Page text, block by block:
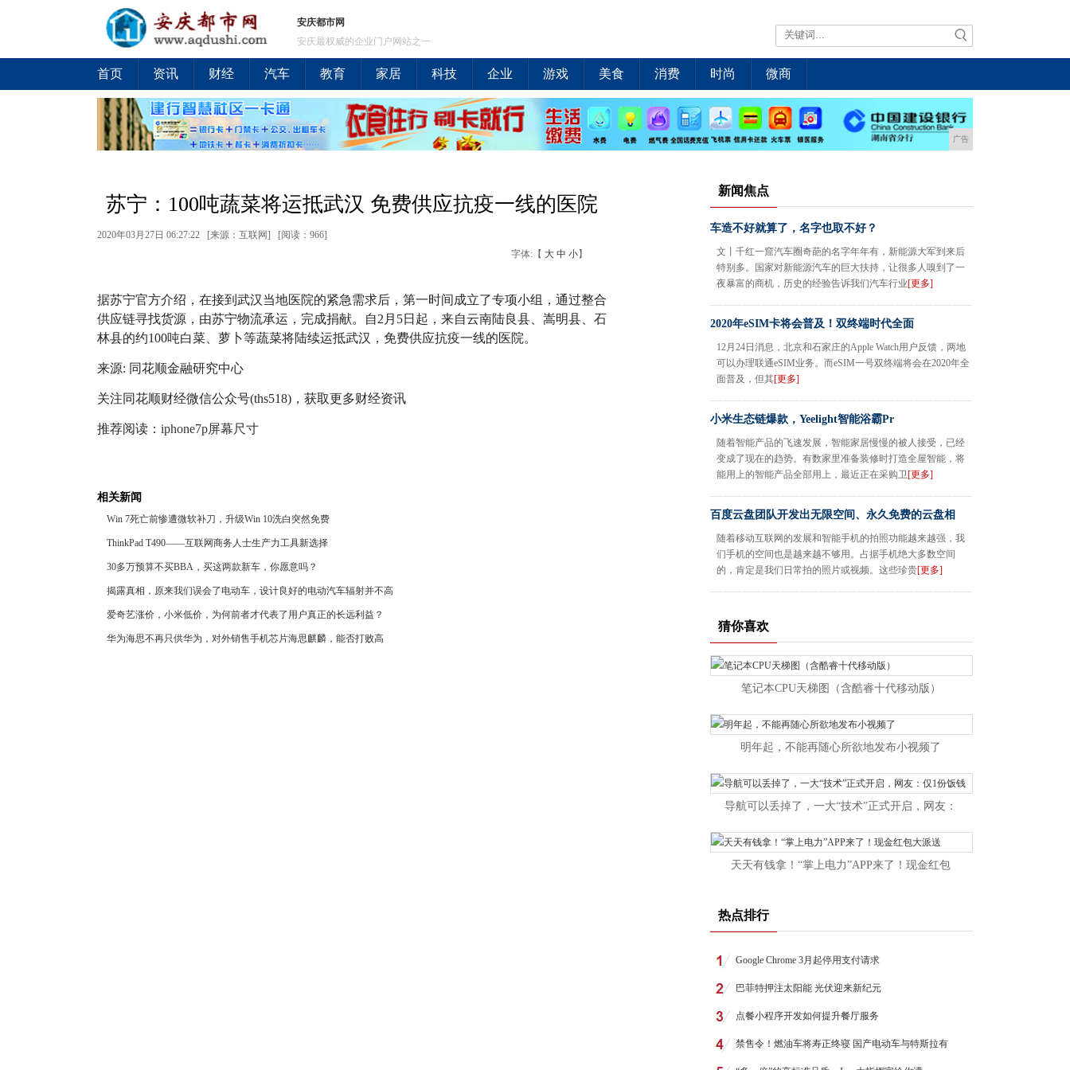
安庆都市网
安庆最权威的企业门户网站之一
首页 资讯 财经 汽车 教育 家居 科技 企业 游戏 美食 消费 时尚 微商
广告
苏宁：100吨蔬菜将运抵武汉 免费供应抗疫一线的医院
2020年03月27日 06:27:22 [来源：互联网] [阅读：966]
字体:【 大 中 小】
据苏宁官方介绍，在接到武汉当地医院的紧急需求后，第一时间成立了专项小组，通过整合
供应链寻找货源，由苏宁物流承运，完成捐献。自2月5日起，来自云南陆良县、嵩明县、石
林县的约100吨白菜、萝卜等蔬菜将陆续运抵武汉，免费供应抗疫一线的医院。
来源: 同花顺金融研究中心
关注同花顺财经微信公众号(ths518)，获取更多财经资讯
推荐阅读： iphone7p屏幕尺寸
相关新闻
Win 7死亡前惨遭微软补刀，升级Win 10洗白突然免费
ThinkPad T490——互联网商务人士生产力工具新选择
30多万预算不买BBA，买这两款新车，你愿意吗？
揭露真相，原来我们误会了电动车，设计良好的电动汽车辐射并不高
爱奇艺涨价，小米低价，为何前者才代表了用户真正的长远利益？
华为海思不再只供华为，对外销售手机芯片海思麒麟，能否打败高
新闻焦点
车造不好就算了，名字也取不好？
文丨千红一窟汽车圈奇葩的名字年年有，新能源大军到来后
特别多。国家对新能源汽车的巨大扶持，让很多人嗅到了一
夜暴富的商机，历史的经验告诉我们汽车行业[更多]
2020年eSIM卡将会普及！双终端时代全面
12月24日消息，北京和石家庄的Apple Watch用户反馈，两地
可以办理联通eSIM业务。而eSIM一号双终端将会在2020年全
面普及，但其[更多]
小米生态链爆款，Yeelight智能浴霸Pr
随着智能产品的飞速发展，智能家居慢慢的被人接受，已经
变成了现在的趋势。有数家里准备装修时打造全屋智能，将
能用上的智能产品全部用上，最近正在采购卫[更多]
百度云盘团队开发出无限空间、永久免费的云盘相
随着移动互联网的发展和智能手机的拍照功能越来越强，我
们手机的空间也是越来越不够用。占据手机绝大多数空间
的，肯定是我们日常拍的照片或视频。这些珍贵[更多]
猜你喜欢
笔记本CPU天梯图（含酷睿十代移动版）
明年起，不能再随心所欲地发布小视频了
导航可以丢掉了，一大“技术”正式开启，网友：
天天有钱拿！“掌上电力”APP来了！现金红包
热点排行
Google Chrome 3月起停用支付请求
巴菲特押注太阳能 光伏迎来新纪元
点餐小程序开发如何提升餐厅服务
禁售令！燃油车将寿正终寝 国产电动车与特斯拉有